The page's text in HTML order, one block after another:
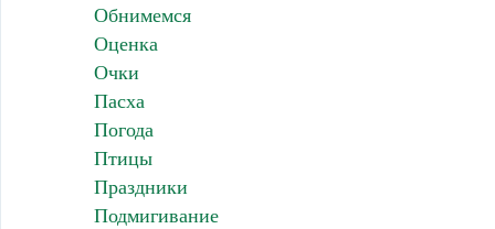
Обнимемся
Оценка
Очки
Пасха
Погода
Птицы
Праздники
Подмигивание